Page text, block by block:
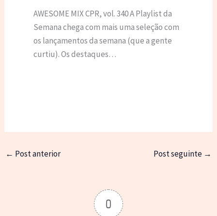
AWESOME MIX CPR, vol. 340 A Playlist da
Semana chega com mais uma seleção com
os lançamentos da semana (que a gente
curtiu). Os destaques…
← Post anterior Post seguinte →
0